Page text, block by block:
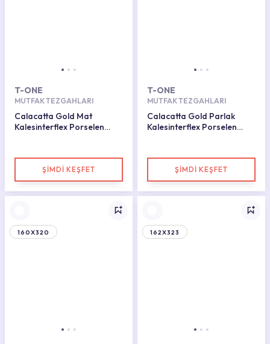
T-ONE
MUTFAK TEZGAHLARI
Calacatta Gold Mat
Kalesinterflex Porselen
ŞİMDİ KEŞFET
T-ONE
MUTFAK TEZGAHLARI
Calacatta Gold Parlak
Kalesinterflex Porselen
ŞİMDİ KEŞFET
160X320 162X323